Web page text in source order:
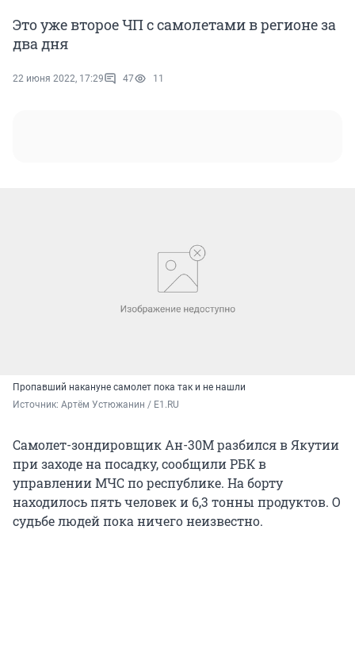
Это уже второе ЧП с самолетами в регионе за
два дня
22 июня 2022, 17:29 47 11
Пропавший накануне самолет пока так и не нашли
Источник: Артём Устюжанин / E1.RU
Самолет-зондировщик Ан-30М разбился в Якутии
при заходе на посадку, сообщили РБК в
управлении МЧС по республике. На борту
находилось пять человек и 6,3 тонны продуктов. О
судьбе людей пока ничего неизвестно.